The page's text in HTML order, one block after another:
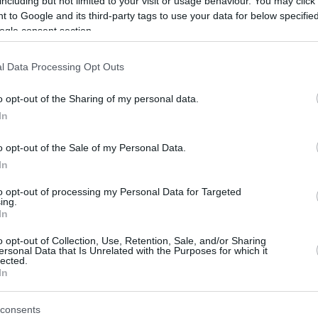
to Google and its third-party tags to use your data for below
consent section.
Data Processing Opt Outs
opt-out of the Sharing of my personal data.
opt-out of the Sale of my Personal Data.
opt-out of processing my Personal Data for Targeted
opt-out of Collection, Use, Retention, Sale, and/or Sharing
Data that Is Unrelated with the Purposes for which it
info@eurohoops.net
en medio de rumores de traspaso.
Los Miami Heat actualizaron el
años: “Hemos suspendido a Jimmy
y conducta perjudicial para el equipo,
de hoy a Milwaukee”.
de cumplir una suspensión de siete
regular de la NBA 2024-25, carecía
en la cancha, un pasotismo que le